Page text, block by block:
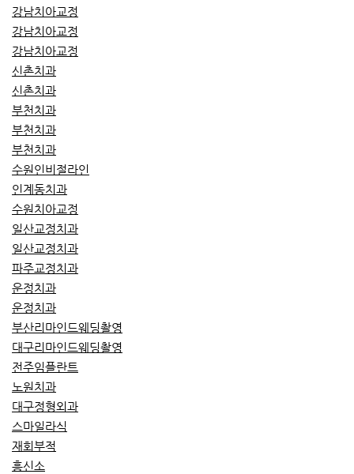
강남치아교정
강남치아교정
강남치아교정
신촌치과
신촌치과
부천치과
부천치과
부천치과
수원인비절라인
인계동치과
수원치아교정
일산교정치과
일산교정치과
파주교정치과
운정치과
운정치과
부산리마인드웨딩촬영
대구리마인드웨딩촬영
전주임플란트
노원치과
대구정형외과
스마일라식
재회부적
흥신소